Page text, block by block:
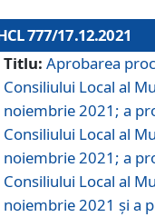
777/17.12.2021
Titlu: Aprobarea
Consiliului Local al
noiembrie 2021; a
Consiliului Local al
noiembrie 2021; a
Consiliului Local al
noiembrie 2021 și a